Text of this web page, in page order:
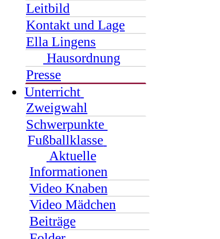
Leitbild
Kontakt und Lage
Ella Lingens
Hausordnung
Presse
Unterricht
Zweigwahl
Schwerpunkte
Fußballklasse
Aktuelle
Informationen
Video Knaben
Video Mädchen
Beiträge